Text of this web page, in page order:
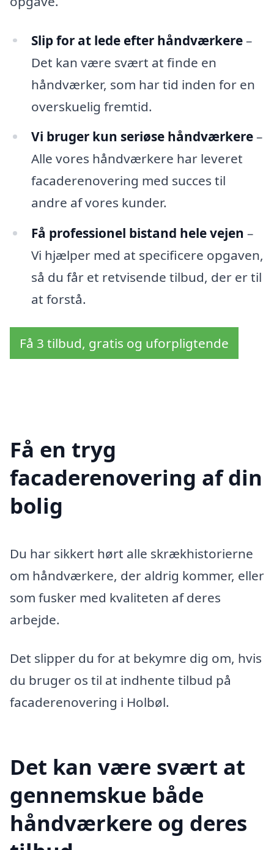
Slip for at lede efter håndværkere–
Det kan være svært at finde en
håndværker, som har tid inden for en
overskuelig fremtid.
Vi bruger kun seriøse håndværkere–
Alle vores håndværkere har leveret
facaderenovering med succes til
andre af vores kunder.
Få professionel bistand hele vejen –
Vi hjælper med at specificere opgaven,
så du får et retvisende tilbud, der er til
at forstå.
Få 3 tilbud, gratis og uforpligtende
Få en tryg
facaderenovering af din
bolig
Du har sikkert hørt alle skrækhistorierne
om håndværkere, der aldrig kommer, eller
som fusker med kvaliteten af deres
arbejde.
Det slipper du for at bekymre dig om, hvis
du bruger os til at indhente tilbud på
facaderenovering i Holbøl.
Det kan være svært at
gennemskue både
håndværkere og deres